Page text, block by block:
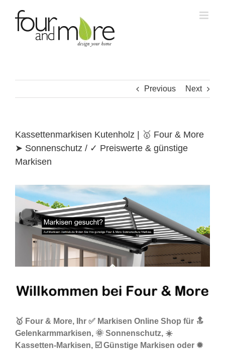
content
Previous Next
Kassettenmarkisen Kutenholz | 🥇 Four & More
➤ Sonnenschutz / ✓ Preiswerte & günstige
Markisen
🥇 Four & More, Ihr ✅ Markisen Online Shop für 🔝
Gelenkarmmarkisen, 🌞 Sonnenschutz, ☀️
Kassetten-Markisen, ☑️ Günstige Markisen oder ✹